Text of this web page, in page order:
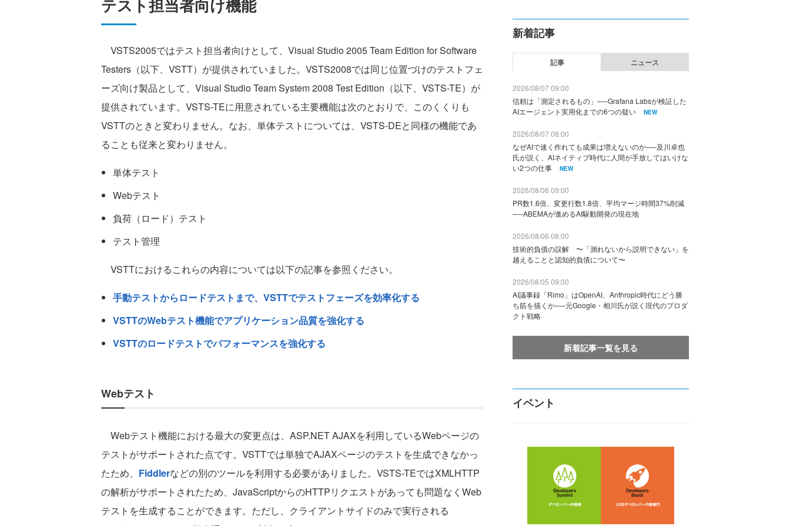
テスト担当者向け機能
VSTS2005ではテスト担当者向けとして、Visual Studio 2005 Team Edition for Software
Testers（以下、VSTT）が提供されていました。VSTS2008では同じ位置づけのテストフェ
ーズ向け製品として、Visual Studio Team System 2008 Test Edition（以下、VSTS-TE）が
提供されています。VSTS-TEに用意されている主要機能は次のとおりで、このくくりも
VSTTのときと変わりません。なお、単体テストについては、VSTS-DEと同様の機能であ
ることも従来と変わりません。
単体テスト
Webテスト
負荷（ロード）テスト
テスト管理
VSTTにおけるこれらの内容については以下の記事を参照ください。
手動テストからロードテストまで、VSTTでテストフェーズを効率化する
VSTTのWebテスト機能でアプリケーション品質を強化する
VSTTのロードテストでパフォーマンスを強化する
Webテスト
Webテスト機能における最大の変更点は、ASP.NET AJAXを利用しているWebページの
テストがサポートされた点です。VSTTでは単独でAJAXページのテストを生成できなかっ
たため、 Fiddlerなどの別のツールを利用する必要がありました。VSTS-TEではXMLHTTP
の解析がサポートされたため、JavaScriptからのHTTPリクエストがあっても問題なくWeb
テストを生成することができます。ただし、クライアントサイドのみで実行される
新着記事
記事 ニュース
2026/08/07 09:00
信頼は「測定されるもの」──Grafana Labsが検証した
AIエージェント実用化までの6つの疑い
NEW
2026/08/07 08:00
なぜAIで速く作れても成果は増えないのか──及川卓也
氏が説く、AIネイティブ時代に人間が手放してはいけな
い2つの仕事
NEW
2026/08/06 09:00
PR数1.6倍、変更行数1.8倍、平均マージ時間37%削減
──ABEMAが進めるAI駆動開発の現在地
2026/08/06 08:00
技術的負債の誤解 〜「測れないから説明できない」を
越えることと認知的負債について〜
2026/08/05 09:00
AI議事録「Rimo」はOpenAI、Anthropic時代にどう勝
ち筋を描くか──元Google・相川氏が説く現代のプロダ
クト戦略
新着記事一覧を見る
イベント